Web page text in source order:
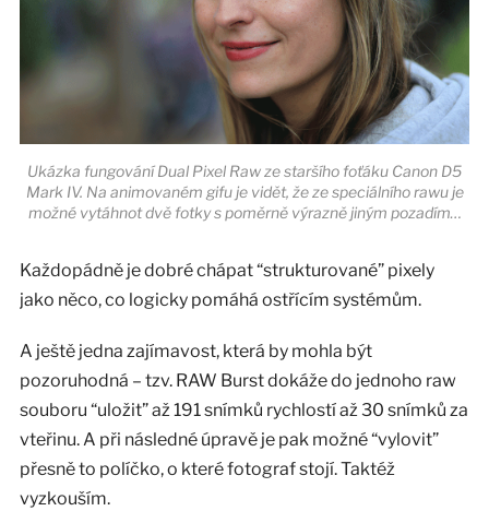
Ukázka fungování Dual Pixel Raw ze staršího foťáku Canon D5
Mark IV. Na animovaném gifu je vidět, že ze speciálního rawu je
možné vytáhnot dvě fotky s poměrně výrazně jiným pozadím…
Každopádně je dobré chápat “strukturované” pixely
jako něco, co logicky pomáhá ostřícím systémům.
A ještě jedna zajímavost, která by mohla být
pozoruhodná – tzv. RAW Burst dokáže do jednoho raw
souboru “uložit” až 191 snímků rychlostí až 30 snímků za
vteřinu. A při následné úpravě je pak možné “vylovit”
přesně to políčko, o které fotograf stojí. Taktéž
vyzkouším.